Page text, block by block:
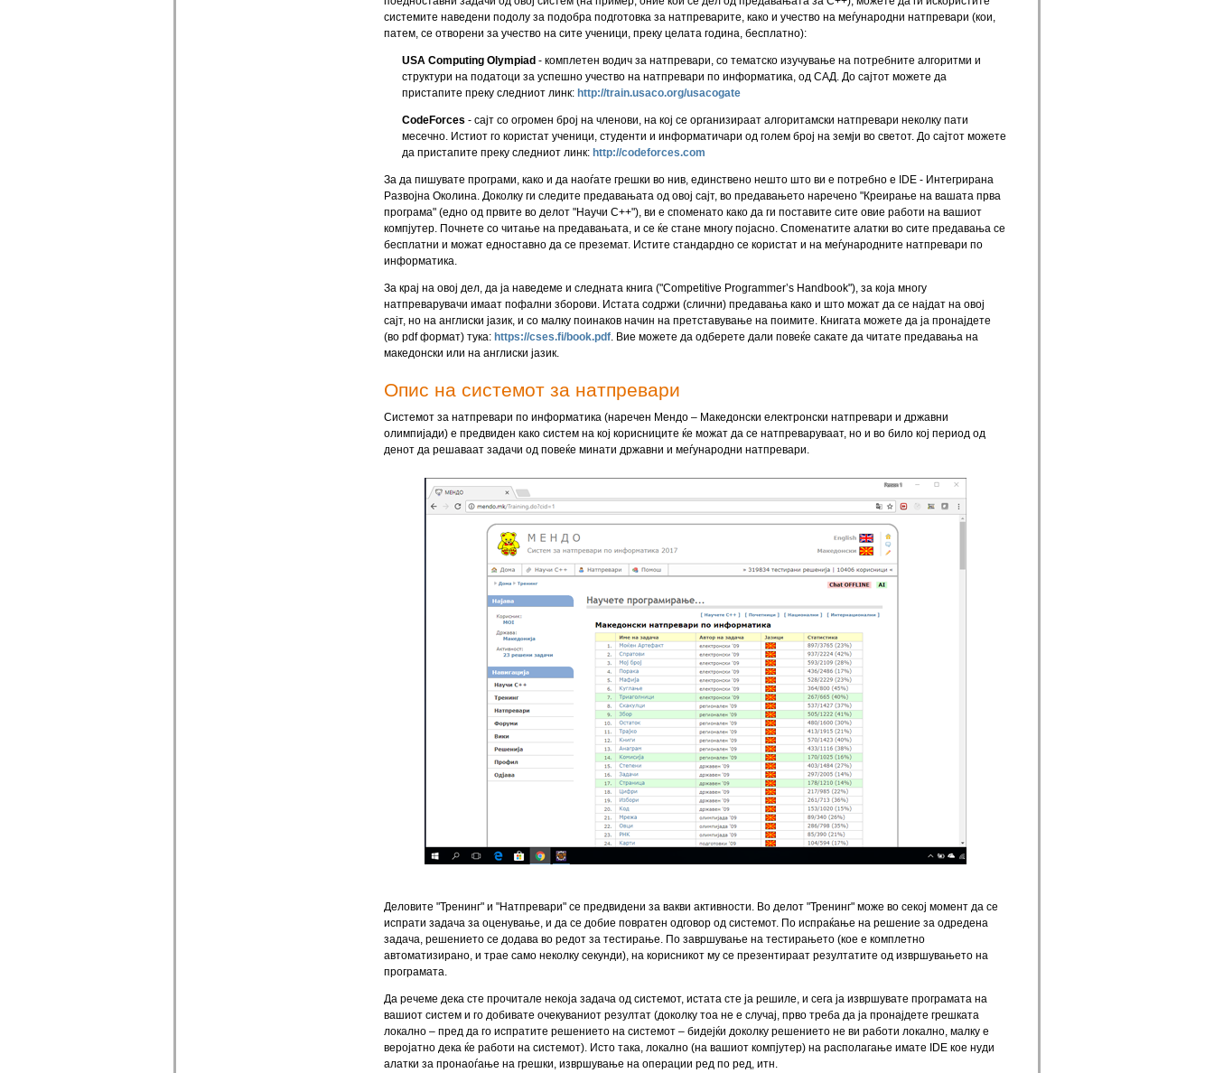
системите наведени подолу за подобра подготовка за натпреварите, како и учество на меѓународни натпревари (кои,
патем, се отворени за учество на сите ученици, преку целата година, бесплатно):
USA Computing Olympiad - комплетен водич за натпревари, со тематско изучување на потребните алгоритми и
структури на податоци за успешно учество на натпревари по информатика, од САД. До сајтот можете да
пристапите преку следниот линк: http://train.usaco.org/usacogate
CodeForces - сајт со огромен број на членови, на кој се организираат алгоритамски натпревари неколку пати
месечно. Истиот го користат ученици, студенти и информатичари од голем број на земји во светот. До сајтот можете
да пристапите преку следниот линк: http://codeforces.com
За да пишувате програми, како и да наоѓате грешки во нив, единствено нешто што ви е потребно е IDE - Интегрирана
Развојна Околина. Доколку ги следите предавањата од овој сајт, во предавањето наречено "Креирање на вашата прва
програма" (едно од првите во делот "Научи C++"), ви е споменато како да ги поставите сите овие работи на вашиот
компјутер. Почнете со читање на предавањата, и се ќе стане многу појасно. Споменатите алатки во сите предавања се
бесплатни и можат едноставно да се преземат. Истите стандардно се користат и на меѓународните натпревари по
информатика.
За крај на овој дел, да ја наведеме и следната книга ("Competitive Programmer’s Handbook"), за која многу
натпреварувачи имаат пофални зборови. Истата содржи (слични) предавања како и што можат да се најдат на овој
сајт, но на англиски јазик, и со малку поинаков начин на претставување на поимите. Книгата можете да ја пронајдете
(во pdf формат) тука: https://cses.fi/book.pdf. Вие можете да одберете дали повеќе сакате да читате предавања на
македонски или на англиски јазик.
Опис на системот за натпревари
Системот за натпревари по информатика (наречен Мендо – Македонски електронски натпревари и државни
олимпијади) е предвиден како систем на кој корисниците ќе можат да се натпреваруваат, но и во било кој период од
денот да решаваат задачи од повеќе минати државни и меѓународни натпревари.
Деловите "Тренинг" и "Натпревари" се предвидени за вакви активности. Во делот "Тренинг" може во секој момент да се
испрати задача за оценување, и да се добие повратен одговор од системот. По испраќање на решение за одредена
задача, решението се додава во редот за тестирање. По завршување на тестирањето (кое е комплетно
автоматизирано, и трае само неколку секунди), на корисникот му се презентираат резултатите од извршувањето на
програмата.
Да речеме дека сте прочитале некоја задача од системот, истата сте ја решиле, и сега ја извршувате програмата на
вашиот систем и го добивате очекуваниот резултат (доколку тоа не е случај, прво треба да ја пронајдете грешката
локално – пред да го испратите решението на системот – бидејќи доколку решението не ви работи локално, малку е
веројатно дека ќе работи на системот). Исто така, локално (на вашиот компјутер) на располагање имате IDE кое нуди
алатки за пронаоѓање на грешки, извршување на операции ред по ред, итн.